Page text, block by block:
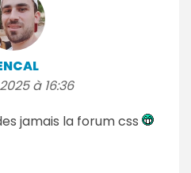
à 16:36
jamais la forum css